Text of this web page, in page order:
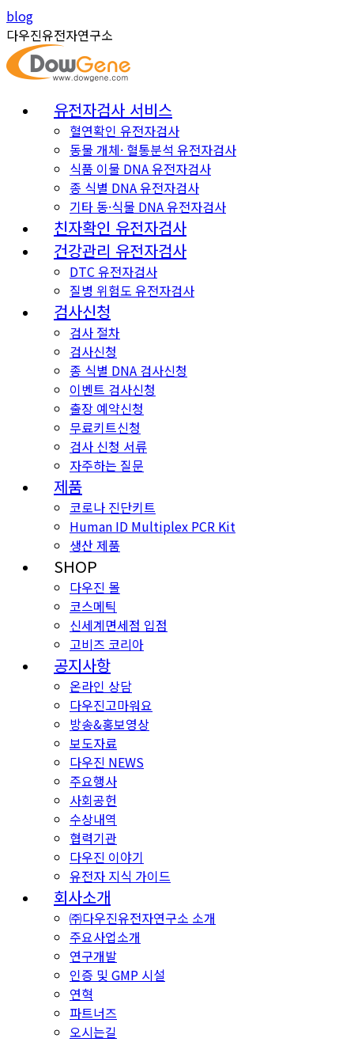
Skip
to
content
Instagram
page
opens
in
window
YouTube
page
opens
in
window
blog
다우진유전자연구소
유전자검사 서비스
혈연확인 유전자검사
동물 개체· 혈통분석 유전자검사
식품 이물 DNA 유전자검사
종 식별 DNA 유전자검사
기타 동·식물 DNA 유전자검사
친자확인 유전자검사
건강관리 유전자검사
DTC 유전자검사
질병 위험도 유전자검사
검사신청
검사 절차
검사신청
종 식별 DNA 검사신청
이벤트 검사신청
출장 예약신청
무료키트신청
검사 신청 서류
자주하는 질문
제품
코로나 진단키트
Human ID Multiplex PCR Kit
생산 제품
SHOP
다우진 몰
코스메틱
신세계면세점 입점
고비즈 코리아
공지사항
온라인 상담
다우진고마워요
방송&홍보영상
보도자료
다우진 NEWS
주요행사
사회공헌
수상내역
협력기관
다우진 이야기
유전자 지식 가이드
회사소개
㈜다우진유전자연구소 소개
주요사업소개
연구개발
인증 및 GMP 시설
연혁
파트너즈
오시는길